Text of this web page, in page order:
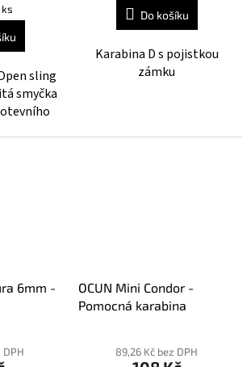
ks
sling
smyčka
Do košíku
Karabina D s pojistkou
zámku
6mm -
DPH
OCUN Mini Condor -
Pomocná karabina
89,26 Kč bez DPH